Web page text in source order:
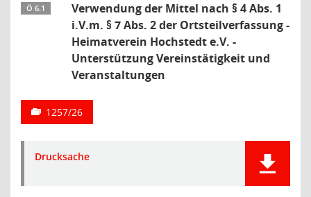
Ö 6.1
Verwendung der Mittel nach § 4 Abs. 1
i.V.m. § 7 Abs. 2 der Ortsteilverfassung -
Heimatverein Hochstedt e.V. -
Unterstützung Vereinstätigkeit und
Veranstaltungen
1257/26
Drucksache